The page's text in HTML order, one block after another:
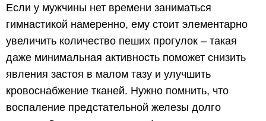
Если у мужчины нет времени заниматься
гимнастикой намеренно, ему стоит элементарно
увеличить количество пеших прогулок – такая
даже минимальная активность поможет снизить
явления застоя в малом тазу и улучшить
кровоснабжение тканей. Нужно помнить, что
воспаление предстательной железы долго